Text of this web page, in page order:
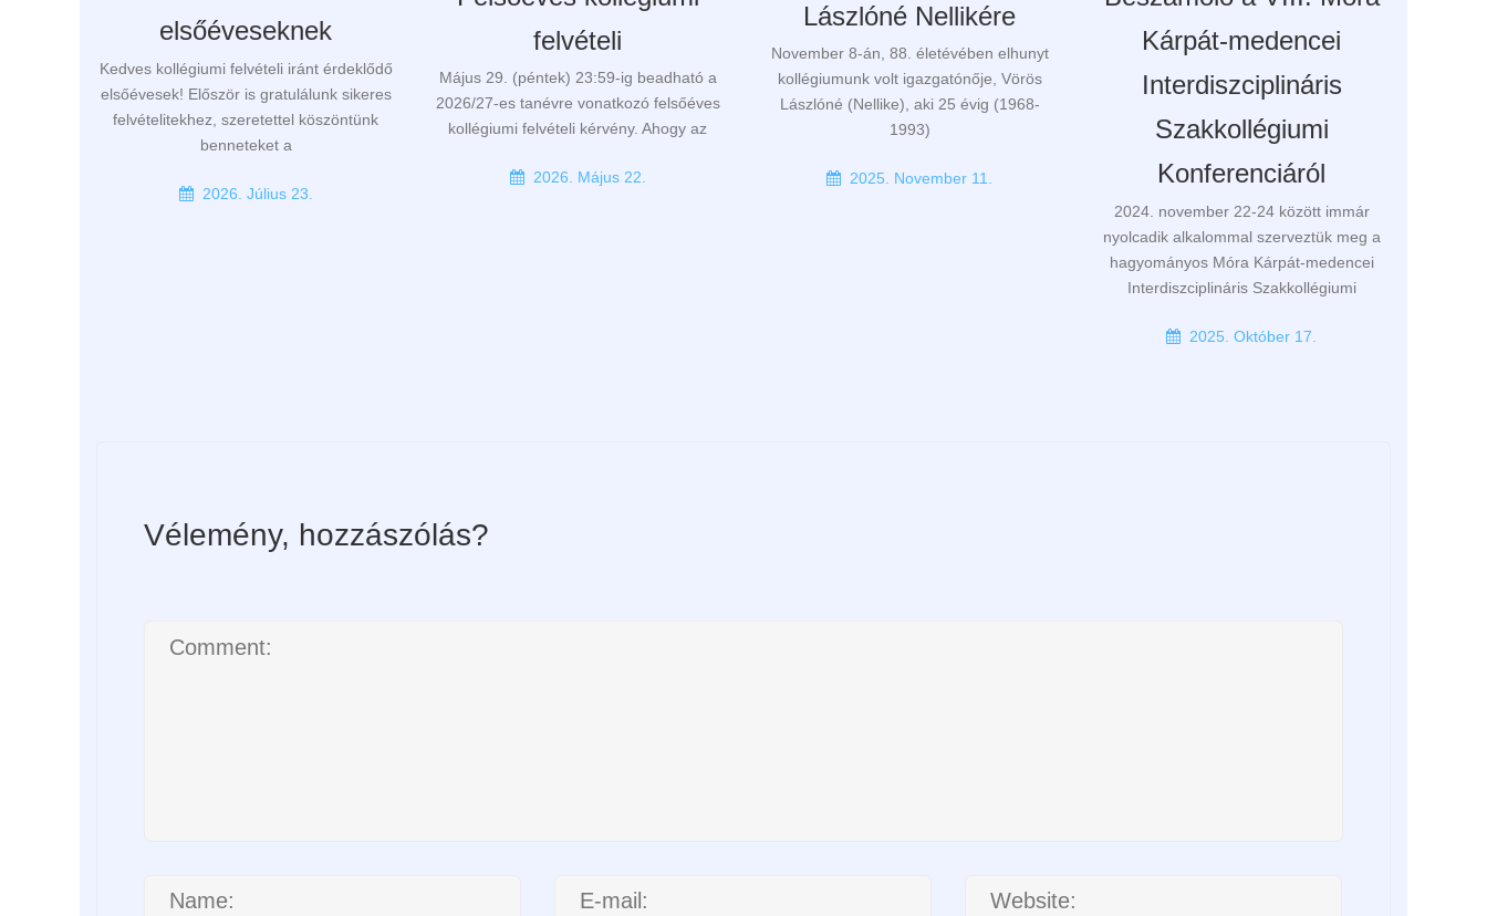
elsőéveseknek
Kedves kollégiumi felvételi iránt érdeklődő
elsőévesek! Először is gratulálunk sikeres
felvételitekhez, szeretettel köszöntünk
benneteket a
2026. Július 23.
felvételi
Május 29. (péntek) 23:59-ig beadható a
2026/27-es tanévre vonatkozó felsőéves
kollégiumi felvételi kérvény. Ahogy az
2026. Május 22.
Lászlóné Nellikére
November 8-án, 88. életévében elhunyt
kollégiumunk volt igazgatónője, Vörös
Lászlóné (Nellike), aki 25 évig (1968-
1993)
2025. November 11.
Kárpát-medencei
Interdiszciplináris
Szakkollégiumi
Konferenciáról
2024. november 22-24 között immár
nyolcadik alkalommal szerveztük meg a
hagyományos Móra Kárpát-medencei
Interdiszciplináris Szakkollégiumi
2025. Október 17.
Vélemény, hozzászólás?